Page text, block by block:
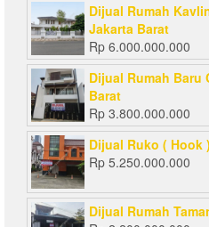
Dijual Rumah
Jakarta Barat
Rp 6.000.000.000
Dijual Rumah Baru
Barat
Rp 3.800.000.000
Dijual Ruko ( Hook
Rp 5.250.000.000
Dijual Rumah